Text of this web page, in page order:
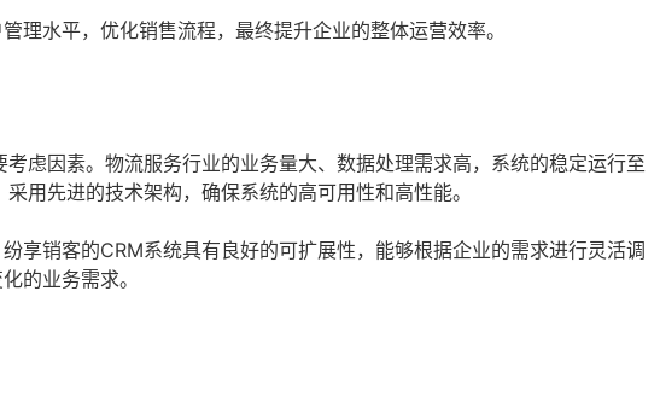
理水平，优化销售流程，最终提升企业的整体运营效率。
虑因素。物流服务行业的业务量大、数据处理需求高，系统的稳定运行至
用先进的技术架构，确保系统的高可用性和高性能。
享销客的CRM系统具有良好的可扩展性，能够根据企业的需求进行灵活调
的业务需求。